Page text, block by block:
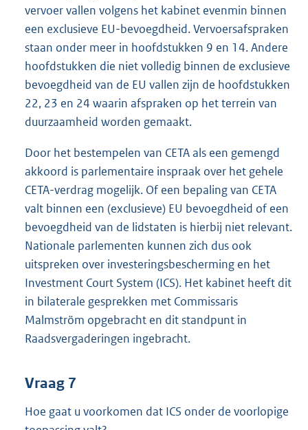
vervoer vallen volgens het kabinet evenmin binnen
een exclusieve EU-bevoegdheid. Vervoersafspraken
staan onder meer in hoofdstukken 9 en 14. Andere
hoofdstukken die niet volledig binnen de exclusieve
bevoegdheid van de EU vallen zijn de hoofdstukken
22, 23 en 24 waarin afspraken op het terrein van
duurzaamheid worden gemaakt.
Door het bestempelen van CETA als een gemengd
akkoord is parlementaire inspraak over het gehele
CETA-verdrag mogelijk. Of een bepaling van CETA
valt binnen een (exclusieve) EU bevoegdheid of een
bevoegdheid van de lidstaten is hierbij niet relevant.
Nationale parlementen kunnen zich dus ook
uitspreken over investeringsbescherming en het
Investment Court System (ICS). Het kabinet heeft dit
in bilaterale gesprekken met Commissaris
Malmström opgebracht en dit standpunt in
Raadsvergaderingen ingebracht.
Vraag 7
Hoe gaat u voorkomen dat ICS onder de voorlopige